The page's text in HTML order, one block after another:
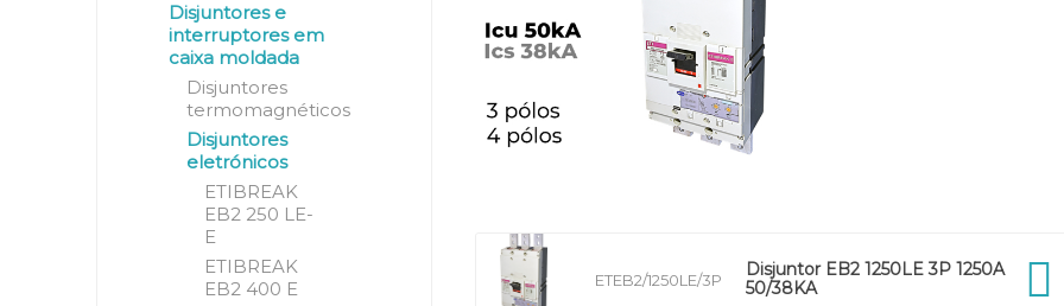
ETEB2/1250LE/3P
Disjuntor EB2 1250LE 3P 1250A
50/38KA
Disjuntores e
interruptores em
caixa moldada
Disjuntores
termomagnéticos
Disjuntores
eletrónicos
ETIBREAK
EB2 250 LE-
E
ETIBREAK
EB2 400 E